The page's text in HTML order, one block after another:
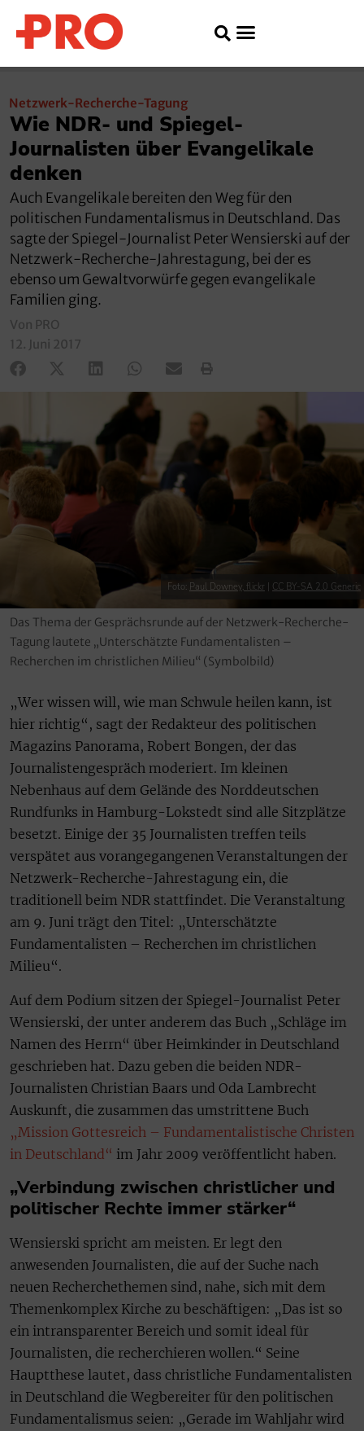
Netzwerk-Recherche-Tagung
Wie NDR- und Spiegel-
Journalisten über Evangelikale
denken
Auch Evangelikale bereiten den Weg für den
politischen Fundamentalismus in Deutschland. Das
sagte der Spiegel-Journalist Peter Wensierski auf der
Netzwerk-Recherche-Jahrestagung, bei der es
ebenso um Gewaltvorwürfe gegen evangelikale
Familien ging.
Von PRO
12. Juni 2017
Foto: Paul Downey, flickr CC BY-SA 2.0 Generic
Das Thema der Gesprächsrunde auf der Netzwerk-Recherche-
Tagung lautete „Unterschätzte Fundamentalisten –
Recherchen im christlichen Milieu“ (Symbolbild)
„Wer wissen will, wie man Schwule heilen kann, ist
hier richtig“, sagt der Redakteur des politischen
Magazins Panorama, Robert Bongen, der das
Journalistengespräch moderiert. Im kleinen
Nebenhaus auf dem Gelände des Norddeutschen
Rundfunks in Hamburg-Lokstedt sind alle Sitzplätze
besetzt. Einige der 35 Journalisten treffen teils
verspätet aus vorangegangenen Veranstaltungen der
Netzwerk-Recherche-Jahrestagung ein, die
traditionell beim NDR stattfindet. Die Veranstaltung
am 9. Juni trägt den Titel: „Unterschätzte
Fundamentalisten – Recherchen im christlichen
Milieu“.
Auf dem Podium sitzen der Spiegel-Journalist Peter
Wensierski, der unter anderem das Buch „Schläge im
Namen des Herrn“ über Heimkinder in Deutschland
geschrieben hat. Dazu geben die beiden NDR-
Journalisten Christian Baars und Oda Lambrecht
Auskunft, die zusammen das umstrittene Buch
„Mission Gottesreich – Fundamentalistische Christen
in Deutschland“ im Jahr 2009 veröffentlicht haben.
„Verbindung zwischen christlicher und
politischer Rechte immer stärker“
Wensierski spricht am meisten. Er legt den
anwesenden Journalisten, die auf der Suche nach
neuen Recherchethemen sind, nahe, sich mit dem
Themenkomplex Kirche zu beschäftigen: „Das ist so
ein intransparenter Bereich und somit ideal für
Journalisten, die recherchieren wollen.“ Seine
Hauptthese lautet, dass christliche Fundamentalisten
in Deutschland die Wegbereiter für den politischen
Fundamentalismus seien: „Gerade im Wahljahr wird